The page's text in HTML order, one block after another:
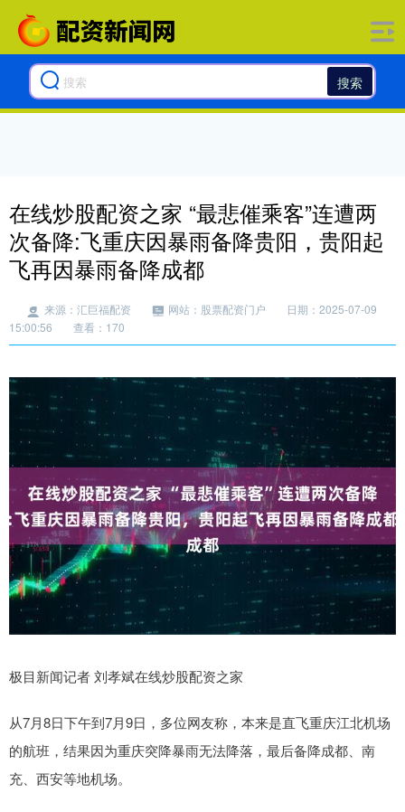
搜索
在线炒股配资之家 “最悲催乘客”连遭两
次备降:飞重庆因暴雨备降贵阳，贵阳起
飞再因暴雨备降成都
来源：汇巨福配资 网站：股票配资门户
日期：2025-07-09
15:00:56
查看：170
极目新闻记者 刘孝斌在线炒股配资之家
从7月8日下午到7月9日，多位网友称，本来是直飞重庆江北机场
的航班，结果因为重庆突降暴雨无法降落，最后备降成都、南
充、西安等地机场。